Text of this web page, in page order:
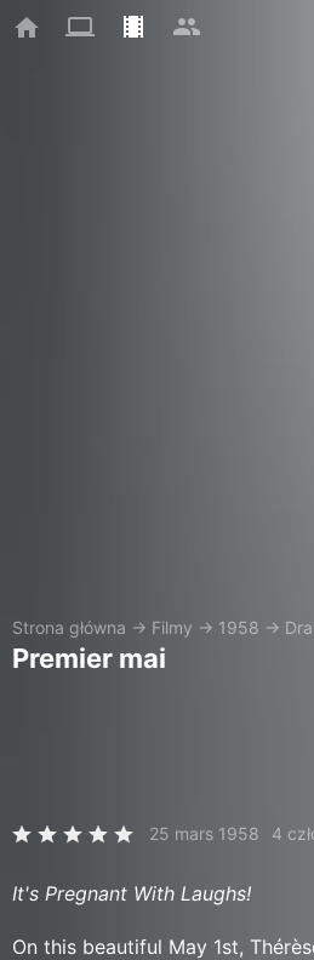
Strona główna → Filmy → 1958 →
Premier mai
25 mars 1958 4
It's Pregnant With Laughs!
On this beautiful May 1st,